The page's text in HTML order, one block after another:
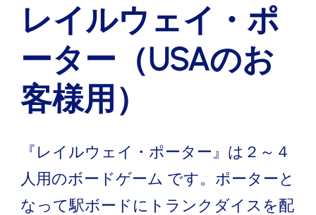
レイルウェイ・ポ
ーター（USAのお
客様用）
『レイルウェイ・ポーター』は２～４
人用のボードゲーム です。ポーターと
なって駅ボードにトランクダイスを配